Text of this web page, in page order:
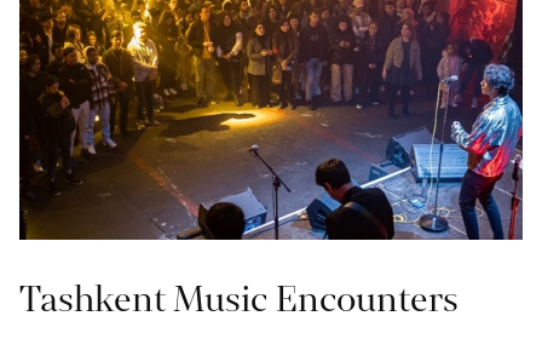
Tashkent Music Encounters